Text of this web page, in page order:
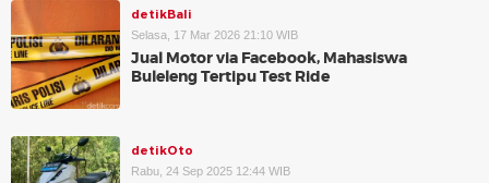
detikBali
Selasa, 17 Mar 2026 21:10 WIB
Jual Motor via Facebook, Mahasiswa
Buleleng Tertipu Test Ride
detikOto
Rabu, 24 Sep 2025 12:44 WIB